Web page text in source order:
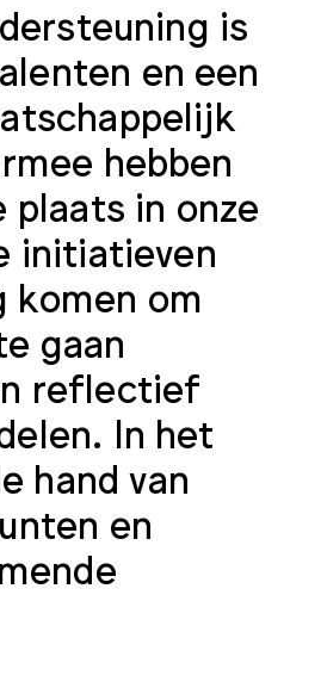
is
en een
hebben
plaats in onze
initiatieven
komen om
gaan
reflectief
In het
hand van
en